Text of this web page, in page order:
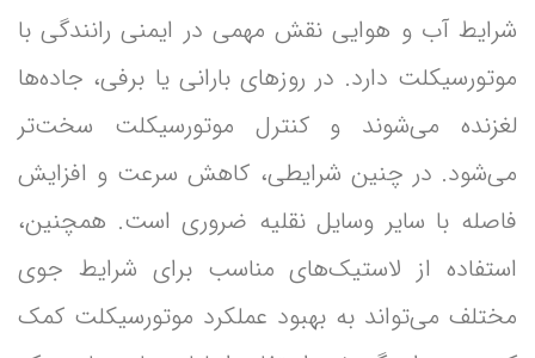
شرایط آب و هوایی نقش مهمی در ایمنی رانندگی با
موتورسیکلت دارد. در روزهای بارانی یا برفی، جاده‌ها
لغزنده می‌شوند و کنترل موتورسیکلت سخت‌تر
می‌شود. در چنین شرایطی، کاهش سرعت و افزایش
فاصله با سایر وسایل نقلیه ضروری است. همچنین،
استفاده از لاستیک‌های مناسب برای شرایط جوی
مختلف می‌تواند به بهبود عملکرد موتورسیکلت کمک